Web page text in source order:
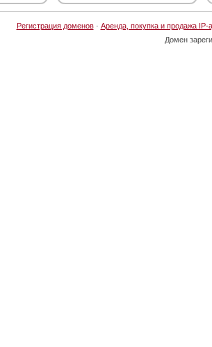
Регистрация доменов· Аренда, покупка и продажа IP-
Домен